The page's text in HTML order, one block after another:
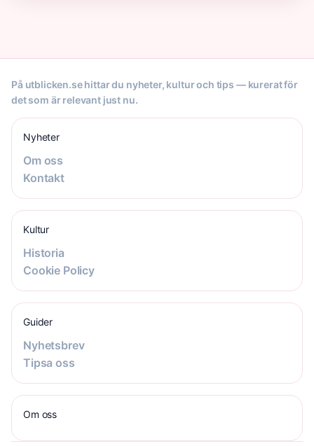
På utblicken.se hittar du nyheter, kultur och tips — kurerat för
det som är relevant just nu.
Nyheter
Om oss
Kontakt
Kultur
Historia
Cookie Policy
Guider
Nyhetsbrev
Tipsa oss
Om oss